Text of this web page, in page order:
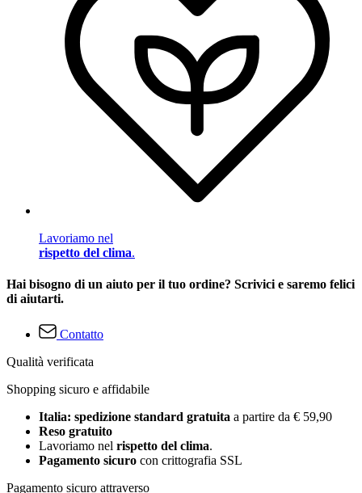
Lavoriamo nel
rispetto del clima.
Hai bisogno di un aiuto per il tuo ordine? Scrivici e saremo felici
di aiutarti.
Contatto
Qualità verificata
Shopping sicuro e affidabile
Italia: spedizione standard gratuita a partire da € 59,90
Reso gratuito
Lavoriamo nel rispetto del clima.
Pagamento sicuro con crittografia SSL
Pagamento sicuro attraverso